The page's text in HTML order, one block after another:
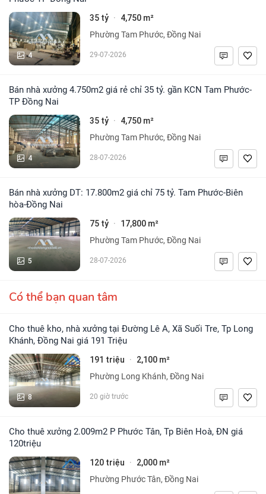
4
35 tỷ · 4,750 m²
Phường Tam Phước, Đồng Nai
29-07-2026
Bán nhà xưởng 4.750m2 giá rẻ chỉ 35 tỷ. gần KCN Tam Phước-
TP Đồng Nai
4
35 tỷ · 4,750 m²
Phường Tam Phước, Đồng Nai
28-07-2026
Bán nhà xưởng DT: 17.800m2 giá chỉ 75 tỷ. Tam Phước-Biên
hòa-Đồng Nai
5
75 tỷ · 17,800 m²
Phường Tam Phước, Đồng Nai
28-07-2026
Có thể bạn quan tâm
Cho thuê kho, nhà xưởng tại Đường Lê A, Xã Suối Tre, Tp Long
Khánh, Đồng Nai giá 191 Triệu
8
191 triệu · 2,100 m²
Phường Long Khánh, Đồng Nai
20 giờ trước
Cho thuê xưởng 2.009m2 P Phước Tân, Tp Biên Hoà, ĐN giá
120triệu
120 triệu · 2,000 m²
Phường Phước Tân, Đồng Nai